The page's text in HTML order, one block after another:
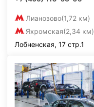
Лианозово(1,72 км)
Яхромская(2,34 км)
Лобненская, 17 стр.1